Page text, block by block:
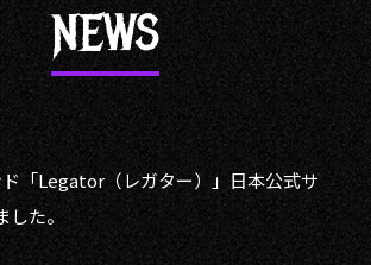
NEWS
「Legator（レガター）」日本公式サ
た。